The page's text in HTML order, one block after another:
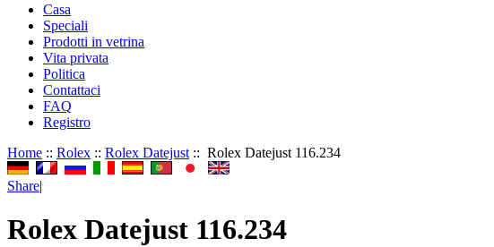
Casa
Speciali
Prodotti in vetrina
Vita privata
Politica
Contattaci
FAQ
Registro
Home :: Rolex :: Rolex Datejust :: Rolex Datejust 116.234
Share|
Rolex Datejust 116.234